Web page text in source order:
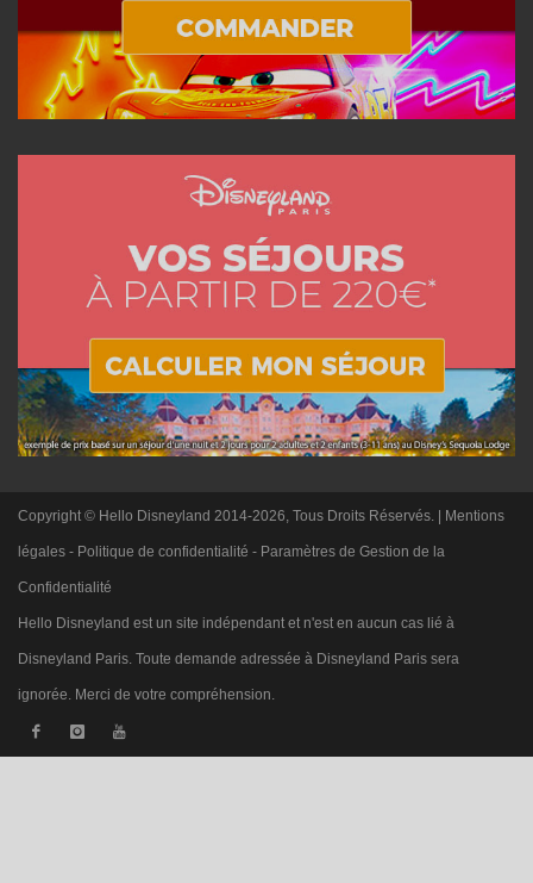
Copyright © Hello Disneyland 2014-2026, Tous Droits Réservés. | Mentions
légales - Politique de confidentialité - Paramètres de Gestion de la
Confidentialité
Hello Disneyland est un site indépendant et n'est en aucun cas lié à
Disneyland Paris. Toute demande adressée à Disneyland Paris sera
ignorée. Merci de votre compréhension.